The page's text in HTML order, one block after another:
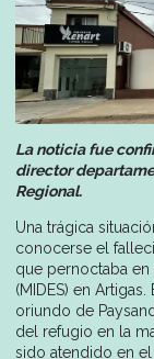
La noticia fue
director
Regional.
Una trágica
conocerse el
que pernoctaba
(MIDES) en
oriundo de
del refugio en la
sido atendido en